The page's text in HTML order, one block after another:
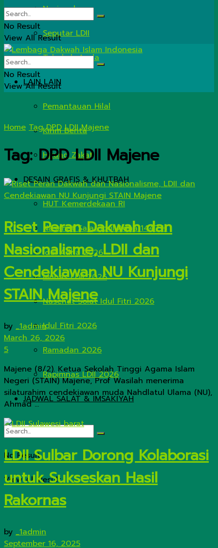
Nasional
Seputar LDII
Tahukah Anda
LAIN LAIN
Pemantauan Hilal
Kirim Berita
Hitung Zakat
DESAIN GRAFIS & KHUTBAH
HUT Kemerdekaan RI
Nasehat Salat Idul Adha 1447 H
Idul Adha 2026
Munas LDII 2026
Nasehat Solat Idul Fitri 2026
Idul Fitri 2026
Ramadan 2026
Rapimnas LDII 2026
JADWAL SALAT & IMSAKIYAH
No Result
View All Result
No Result
View All Result
No Result
View All Result
Home Tag DPD LDII Majene
Tag:DPD LDII Majene
Riset Peran Dakwah dan
Nasionalisme, LDII dan
Cendekiawan NU Kunjungi
STAIN Majene
by _1admin
March 26, 2026
5
Majene (8/2). Ketua Sekolah Tinggi Agama Islam
Negeri (STAIN) Majene, Prof Wasilah menerima
silaturahim cendekiawan muda Nahdlatul Ulama (NU),
Ahmad ...
LDII Sulbar Dorong Kolaborasi
untuk Sukseskan Hasil
Rakornas
by _1admin
September 16, 2025